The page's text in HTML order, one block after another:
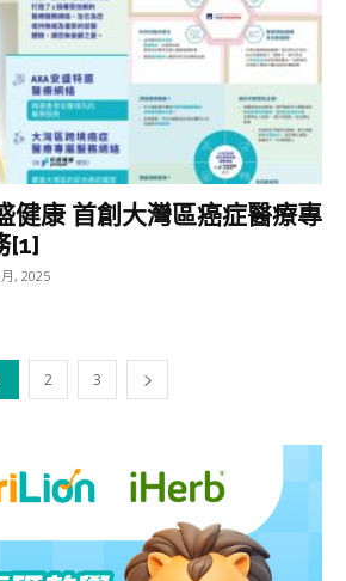
健康 首創大灣區癌症醫療專
[1]
, 2025
2 3